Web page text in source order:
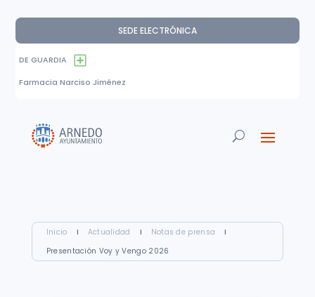
SEDE ELECTRÓNICA
DE GUARDIA
Farmacia Narciso Jiménez
Inicio I Actualidad I Notas de prensa
I
Presentación Voy y Vengo 2026